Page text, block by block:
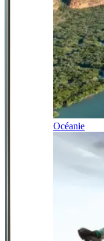
Océanie